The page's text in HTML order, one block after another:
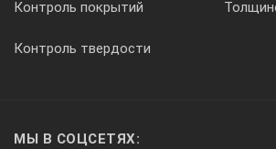
Контроль покрытий
Контроль твердости
МЫ В СОЦСЕТЯХ: